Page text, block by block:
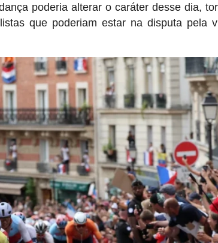
poderia alterar o caráter desse dia,
que poderiam estar na disputa pela